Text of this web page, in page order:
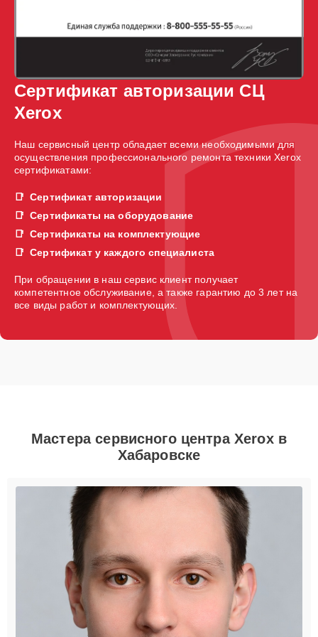
Сертификат авторизации СЦ
Xerox
Наш сервисный центр обладает всеми необходимыми для
осуществления профессионального ремонта техники Xerox
сертификатами:
Сертификат авторизации
Сертификаты на оборудование
Сертификаты на комплектующие
Сертификат у каждого специалиста
При обращении в наш сервис клиент получает
компетентное обслуживание, а также гарантию до 3 лет на
все виды работ и комплектующих.
Мастера сервисного центра Xerox в
Хабаровске